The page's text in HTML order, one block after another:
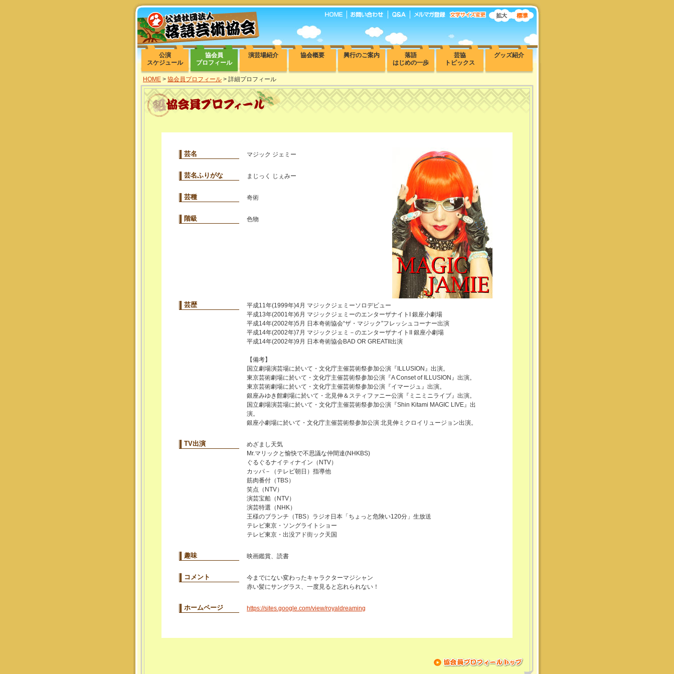
公演
スケジュール
協会員
プロフィール
演芸場紹介 協会概要 興行のご案内
落語
はじめの一歩
芸協
トピックス
グッズ紹介
HOME > 協会員プロフィール > 詳細プロフィール
芸名 マジック ジェミー
芸名ふりがな まじっく じぇみー
芸種 奇術
階級 色物
芸歴
平成11年(1999年)4月 マジックジェミーソロデビュー
平成13年(2001年)6月 マジックジェミーのエンターザナイトI 銀座小劇場
平成14年(2002年)5月 日本奇術協会“ザ・マジック”フレッシュコーナー出演
平成14年(2002年)7月 マジックジェミ－のエンターザナイトII 銀座小劇場
平成14年(2002年)9月 日本奇術協会BAD OR GREATII出演
【備考】
国立劇場演芸場に於いて・文化庁主催芸術祭参加公演『ILLUSION』出演。
東京芸術劇場に於いて・文化庁主催芸術祭参加公演『A Conset of ILLUSION』出演。
東京芸術劇場に於いて・文化庁主催芸術祭参加公演『イマージュ』出演。
銀座みゆき館劇場に於いて・北見伸＆スティファニー公演『ミニミニライブ』出演。
国立劇場演芸場に於いて・文化庁主催芸術祭参加公演『Shin Kitami MAGIC LIVE』出
演。
銀座小劇場に於いて・文化庁主催芸術祭参加公演 北見伸ミクロイリュージョン出演。
TV出演
めざまし天気
Mr.マリックと愉快で不思議な仲間達(NHKBS)
ぐるぐるナイティナイン（NTV）
カッパ－（テレビ朝日）指導他
筋肉番付（TBS）
笑点（NTV）
演芸宝船（NTV）
演芸特選（NHK）
王様のブランチ（TBS）ラジオ日本「ちょっと危険い120分」生放送
テレビ東京・ソングライトショー
テレビ東京・出没アド街ック天国
趣味 映画鑑賞、読書
コメント
今までにない変わったキャラクターマジシャン
赤い髪にサングラス、一度見ると忘れられない！
ホームページ https://sites.google.com/view/royaldreaming